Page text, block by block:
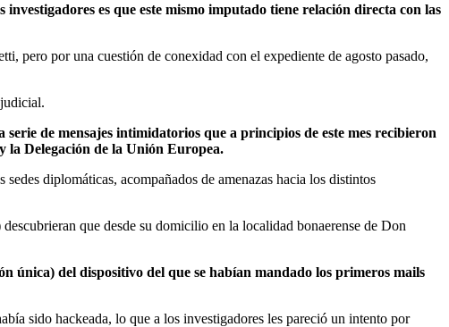
es que este mismo imputado tiene relación directa con las
pero por una cuestión de conexidad con el expediente de agosto pasado,
de mensajes intimidatorios que a principios de este mes recibieron
la Delegación de la Unión Europea.
diplomáticas, acompañados de amenazas hacia los distintos
que desde su domicilio en la localidad bonaerense de Don
única) del dispositivo del que se habían mandado los primeros mails
sido hackeada, lo que a los investigadores les pareció un intento por